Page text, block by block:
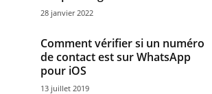
28 janvier 2022
Comment vérifier si un numéro
de contact est sur WhatsApp
pour iOS
13 juillet 2019